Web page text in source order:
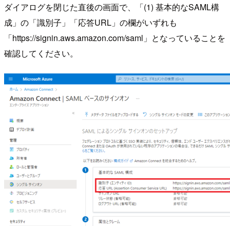
ダイアログを閉じた直後の画面で、「(1) 基本的なSAML構
成」の「識別子」「応答URL」の欄がいずれも
「https://signin.aws.amazon.com/saml」となっていることを
確認してください。